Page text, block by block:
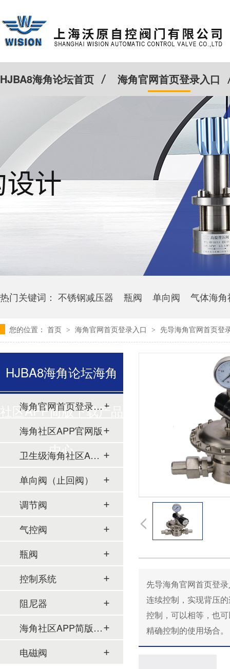
HJBA8海角论坛首页 海角官网首页登录入口
客户案例 新
热门关键词： 不锈钢减压器 瓶阀 单向阀 气体海
您的位置： 首页 > 海角官网首页登录入口 > 先导海角官网首页登
先导海角官网首页登录
连续控制，实现背压
控制，可以相等
精确控制的使用场合。
HJBA8海角论坛海角
社区APP简版下载产品
中心
海角官网首页登录入口
海角社区APP官网版
卫生级海角社区APP简版下载
单向阀（止回阀）
调节阀
气控阀
瓶阀
控制系统
阻尼器
海角社区APP简版下载及管件
电磁阀